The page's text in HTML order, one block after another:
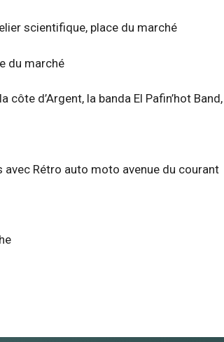
scientifique, place du marché
du marché
d’Argent, la banda El Pafin’hot
Rétro auto moto avenue du courant